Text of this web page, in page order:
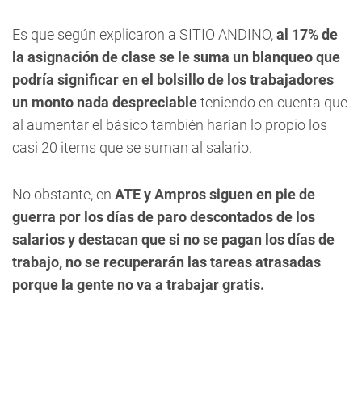
Es que según explicaron a SITIO ANDINO,al 17% de
la asignación de clase se le suma un blanqueo que
podría significar en el bolsillo de los trabajadores
un monto nada despreciableteniendo en cuenta que
al aumentar el básico también harían lo propio los
casi 20 items que se suman al salario.
No obstante, en ATE y Ampros siguen en pie de
guerra por los días de paro descontados de los
salarios y destacan que si no se pagan los días de
trabajo, no se recuperarán las tareas atrasadas
porque la gente no va a trabajar gratis.